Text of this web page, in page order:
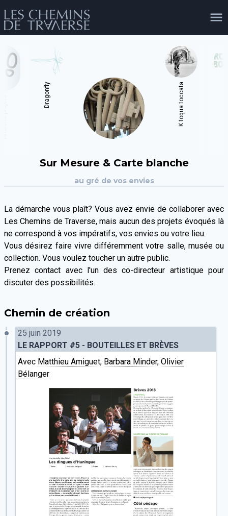
shop
tel facebook soutien
publics
recherche publications
Dragonfly K toqua toccata
Sur Mesure & Carte blanche
au gré de vos envies
La démarche vous plaît? Vous avez envie de collaborer avec
Les Chemins de Traverse, mais aucun des projets évoqués là
ne correspond à vos impératifs, vos envies ou votre lieu.
Vous désirez faire vivre différemment votre salle, musée ou
collection. Vous voulez toucher un autre public.
Prenez contact avec l'un des co-directeur artistique pour
discuter des possibilités.
Chemin de création
25 juin 2019
LE RAPPORT #5 - BOUTEILLES ET BRÈVES
Avec Matthieu Amiguet, Barbara Minder, Olivier
Bélanger